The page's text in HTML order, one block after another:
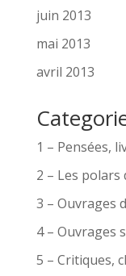
juin 2013
mai 2013
avril 2013
1 – Pensées,
2 – Les polars
3 – Ouvrages
4 – Ouvrages
5 – Critiques,